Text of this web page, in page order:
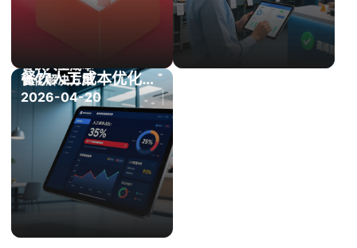
餐饮人工成本优化：从 35% 降到 20% 的完整方案
2026-04-20